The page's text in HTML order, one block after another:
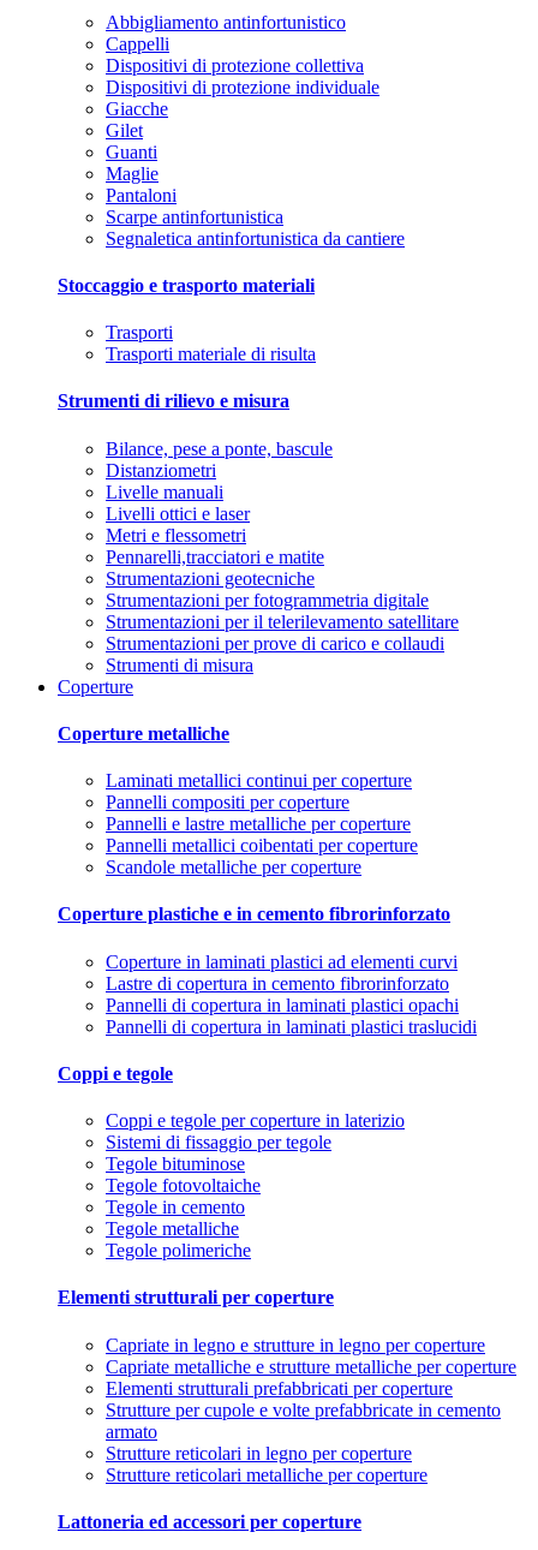
Abbigliamento antinfortunistico
Cappelli
Dispositivi di protezione collettiva
Dispositivi di protezione individuale
Giacche
Gilet
Guanti
Maglie
Pantaloni
Scarpe antinfortunistica
Segnaletica antinfortunistica da cantiere
Stoccaggio e trasporto materiali
Trasporti
Trasporti materiale di risulta
Strumenti di rilievo e misura
Bilance, pese a ponte, bascule
Distanziometri
Livelle manuali
Livelli ottici e laser
Metri e flessometri
Pennarelli,tracciatori e matite
Strumentazioni geotecniche
Strumentazioni per fotogrammetria digitale
Strumentazioni per il telerilevamento satellitare
Strumentazioni per prove di carico e collaudi
Strumenti di misura
Coperture
Coperture metalliche
Laminati metallici continui per coperture
Pannelli compositi per coperture
Pannelli e lastre metalliche per coperture
Pannelli metallici coibentati per coperture
Scandole metalliche per coperture
Coperture plastiche e in cemento fibrorinforzato
Coperture in laminati plastici ad elementi curvi
Lastre di copertura in cemento fibrorinforzato
Pannelli di copertura in laminati plastici opachi
Pannelli di copertura in laminati plastici traslucidi
Coppi e tegole
Coppi e tegole per coperture in laterizio
Sistemi di fissaggio per tegole
Tegole bituminose
Tegole fotovoltaiche
Tegole in cemento
Tegole metalliche
Tegole polimeriche
Elementi strutturali per coperture
Capriate in legno e strutture in legno per coperture
Capriate metalliche e strutture metalliche per coperture
Elementi strutturali prefabbricati per coperture
Strutture per cupole e volte prefabbricate in cemento
armato
Strutture reticolari in legno per coperture
Strutture reticolari metalliche per coperture
Lattoneria ed accessori per coperture